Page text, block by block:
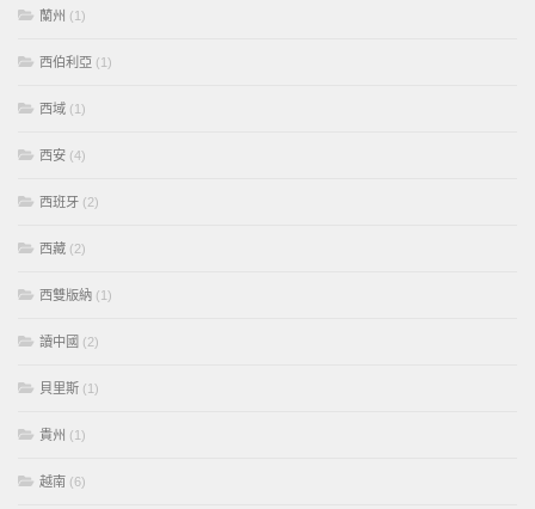
蘭州 (1)
西伯利亞 (1)
西域 (1)
西安 (4)
西班牙 (2)
西藏 (2)
西雙版納 (1)
讀中國 (2)
貝里斯 (1)
貴州 (1)
越南 (6)